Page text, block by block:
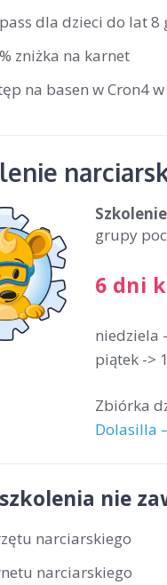
dla dzieci do lat 8
zniżka na karnet
na basen w Cron4
grupy
6 dni
niedziela
piątek ->
Zbiórka
Dolasilla
nie
narciarskiego
narciarskiego